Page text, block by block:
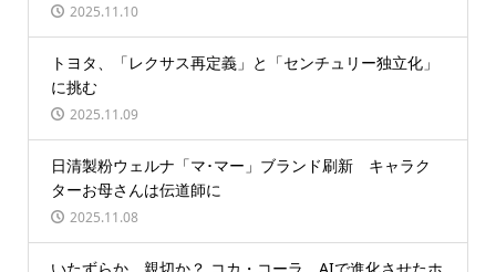
2025.11.10
トヨタ、「レクサス再定義」と「センチュリー独立化」
に挑む
2025.11.09
日清製粉ウェルナ「マ･マー」ブランド刷新 キャラク
ターお母さんは伝道師に
2025.11.08